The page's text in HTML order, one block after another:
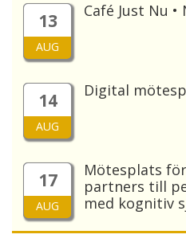
13
AUG
Café Just Nu
14
AUG
Digital
17
AUG
Mötesplats
partners till
med kognitiv